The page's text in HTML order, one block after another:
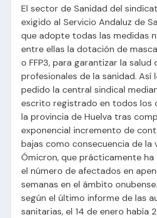
El sector de Sanidad del
exigido al Servicio Andaluz de
que adopte todas las medidas
entre ellas la dotación de
o FFP3, para garantizar la salud
profesionales de la sanidad. Así
pedido la central sindical
escrito registrado en todos los
la provincia de Huelva tras
exponencial incremento de
bajas como consecuencia de la
Ómicron, que prácticamente
el número de afectados en
semanas en el ámbito
según el último informe de las
sanitarias, el 14 de enero había